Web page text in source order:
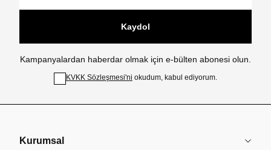
Kaydol
Kampanyalardan haberdar olmak için e-bülten abonesi olun.
KVKK Sözleşmesi'ni okudum, kabul ediyorum.
Kurumsal